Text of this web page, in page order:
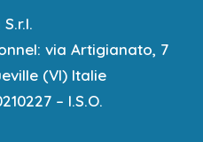
via Artigianato, 7
(VI) Italie
– I.S.O.